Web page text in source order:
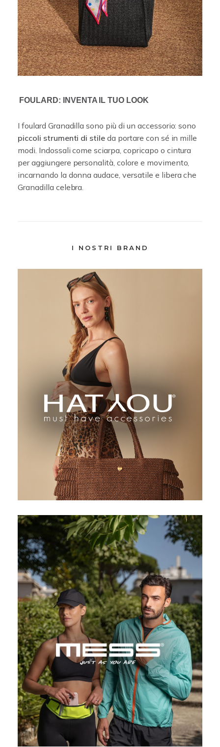
FOULARD: INVENTA IL TUO LOOK
I foulard Granadilla sono più di un accessorio: sono
piccoli strumenti di stile da portare con sé in mille
modi. Indossali come sciarpa, copricapo o cintura
per aggiungere personalità, colore e movimento,
incarnando la donna audace, versatile e libera che
Granadilla celebra.
I NOSTRI BRAND